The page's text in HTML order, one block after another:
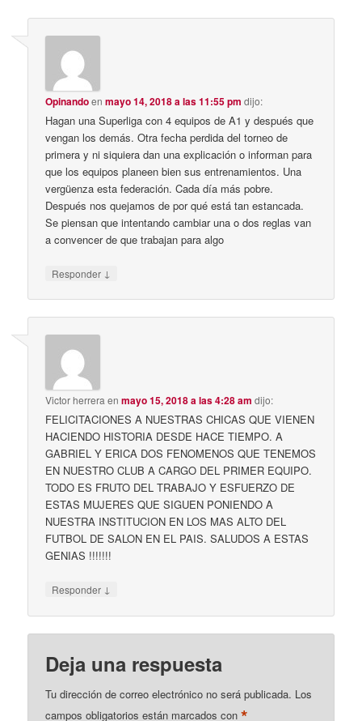
Opinandoenmayo 14, 2018 a las 11:55 pm dijo:
Hagan una Superliga con 4 equipos de A1 y después que
vengan los demás. Otra fecha perdida del torneo de
primera y ni siquiera dan una explicación o informan para
que los equipos planeen bien sus entrenamientos. Una
vergüenza esta federación. Cada día más pobre.
Después nos quejamos de por qué está tan estancada.
Se piensan que intentando cambiar una o dos reglas van
a convencer de que trabajan para algo
Responder ↓
Victor herrera enmayo 15, 2018 a las 4:28 am dijo:
FELICITACIONES A NUESTRAS CHICAS QUE VIENEN
HACIENDO HISTORIA DESDE HACE TIEMPO. A
GABRIEL Y ERICA DOS FENOMENOS QUE TENEMOS
EN NUESTRO CLUB A CARGO DEL PRIMER EQUIPO.
TODO ES FRUTO DEL TRABAJO Y ESFUERZO DE
ESTAS MUJERES QUE SIGUEN PONIENDO A
NUESTRA INSTITUCION EN LOS MAS ALTO DEL
FUTBOL DE SALON EN EL PAIS. SALUDOS A ESTAS
GENIAS !!!!!!!
Responder ↓
Deja una respuesta
Tu dirección de correo electrónico no será publicada. Los
campos obligatorios están marcados con